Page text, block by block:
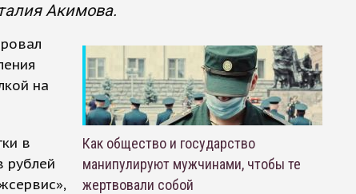
Акимова.
на
в
рублей
Как общество и государство
манипулируют мужчинами, чтобы те
жертвовали собой